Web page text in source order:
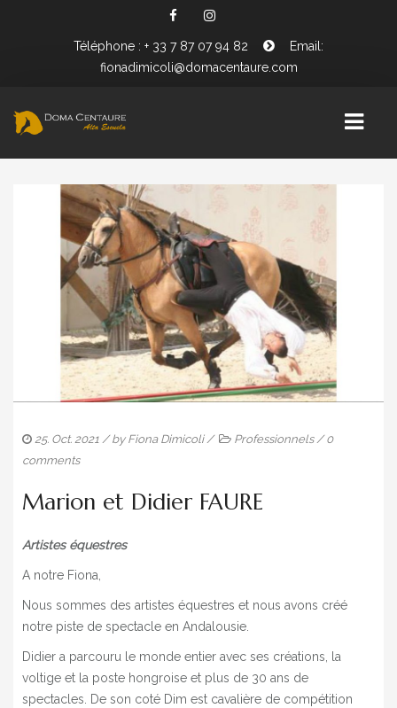
Téléphone : + 33 7 87 07 94 82
Email:
fionadimicoli@domacentaure.com
PRÉSENTATION FIONA DIMICOLI
BIENVENUE CHEZ DOMA CENTAURE
WORKING EQUITATION
25. Oct. 2021 / by Fiona Dimicoli/ Professionnels/0
comments
Marion et Didier FAURE
Artistes équestres
A notre Fiona,
Nous sommes des artistes équestres et nous avons créé
notre piste de spectacle en Andalousie.
Didier a parcouru le monde entier avec ses créations, la
voltige et la poste hongroise et plus de 30 ans de
spectacles. De son coté Dim est cavalière de compétition